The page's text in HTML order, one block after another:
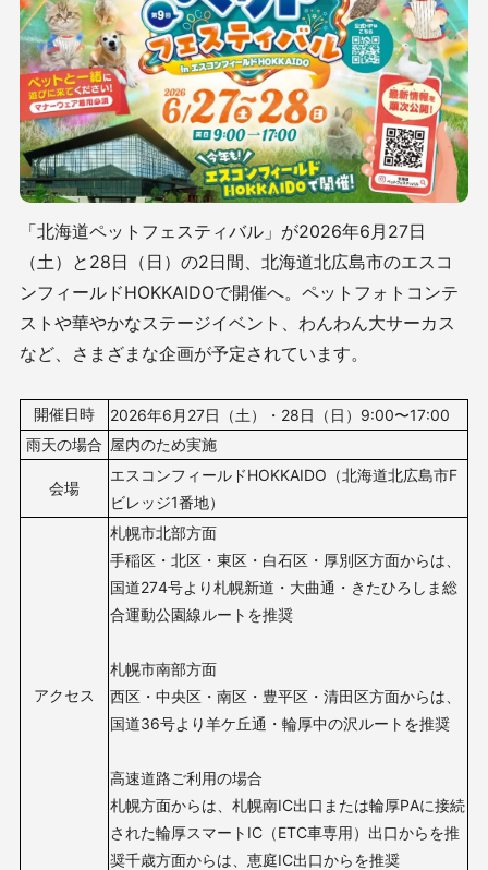
「北海道ペットフェスティバル」が2026年6月27日
（土）と28日（日）の2日間、北海道北広島市のエスコ
ンフィールドHOKKAIDOで開催へ。ペットフォトコンテ
ストや華やかなステージイベント、わんわん大サーカス
など、さまざまな企画が予定されています。
開催日時 2026年6月27日（土）・28日（日）9:00〜17:00
雨天の場合 屋内のため実施
会場
エスコンフィールドHOKKAIDO（北海道北広島市F
ビレッジ1番地）
アクセス
札幌市北部方面
手稲区・北区・東区・白石区・厚別区方面からは、
国道274号より札幌新道・大曲通・きたひろしま総
合運動公園線ルートを推奨
札幌市南部方面
西区・中央区・南区・豊平区・清田区方面からは、
国道36号より羊ケ丘通・輪厚中の沢ルートを推奨
高速道路ご利用の場合
札幌方面からは、札幌南IC出口または輪厚PAに接続
された輪厚スマートIC（ETC車専用）出口からを推
奨千歳方面からは、恵庭IC出口からを推奨